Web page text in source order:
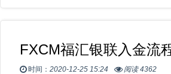
FXCM福汇银联入金流
时间： 2020-12-25 15:24 阅读 4362